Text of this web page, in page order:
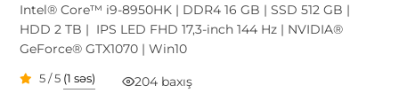
Intel® Core™ i9-8950HK | DDR4 16 GB | SSD 512 GB |
HDD 2 TB | IPS LED FHD 17,3-inch 144 Hz | NVIDIA®
GeForce® GTX1070 | Win10
5 / 5 (1 səs) 204 baxış